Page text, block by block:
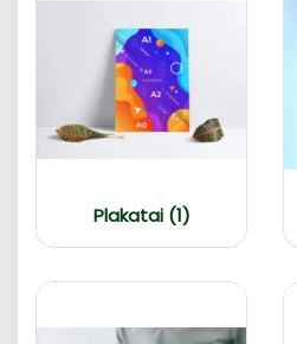
Plakatai (1)